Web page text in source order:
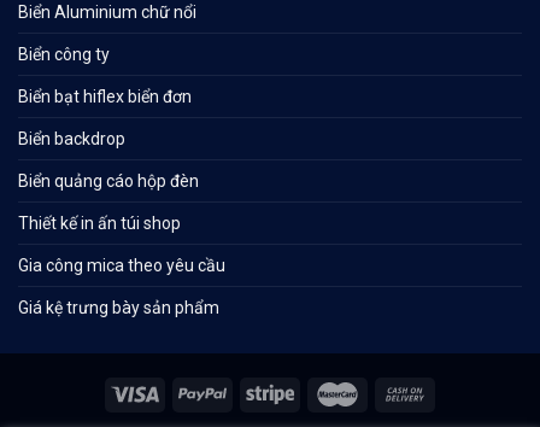
Biển Aluminium chữ nổi
Biển công ty
Biển bạt hiflex biển đơn
Biển backdrop
Biển quảng cáo hộp đèn
Thiết kế in ấn túi shop
Gia công mica theo yêu cầu
Giá kệ trưng bày sản phẩm